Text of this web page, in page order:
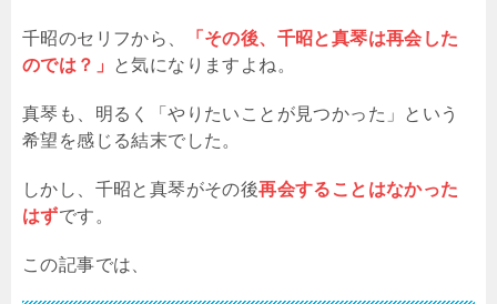
千昭のセリフから、
「その後、千昭と真琴は再会した
のでは？」
と気になりますよね。
真琴も、明るく「やりたいことが見つかった」という
希望を感じる結末でした。
しかし、千昭と真琴がその後再会することはなかった
はずです。
この記事では、